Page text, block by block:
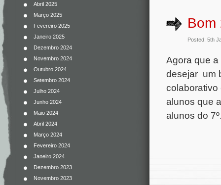
Abril 2025
Março 2025
Fevereiro 2025
Janeiro 2025
Dezembro 2024
Novembro 2024
Outubro 2024
Setembro 2024
Julho 2024
Junho 2024
Maio 2024
Abril 2024
Março 2024
Fevereiro 2024
Janeiro 2024
Dezembro 2023
Novembro 2023
Bom
Posted: 5th
Agora que
desejar um
colaborativo
alunos que
alunos do